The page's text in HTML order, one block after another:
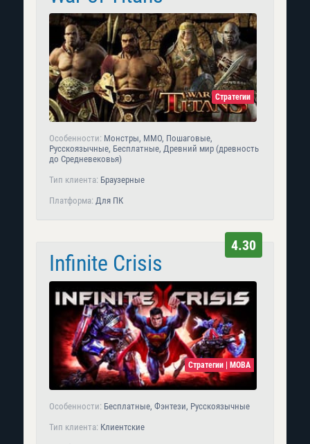
Стратегии
Особенности: Монстры, MMO, Пошаговые,
Русскоязычные, Бесплатные, Древний мир (древность
до Средневековья)
Тип клиента: Браузерные
Платформа: Для ПК
Infinite Crisis
4.30
Стратегии | MOBA
Особенности: Бесплатные, Фэнтези, Русскоязычные
Тип клиента: Клиентские